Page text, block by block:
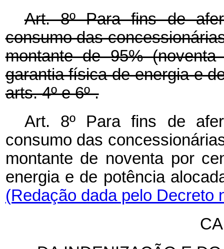
Art. 8º Para fins de
consumo das
montante de 95%
garantia física de energia e
arts. 4º e 6º .
Art. 8º Para fins de
consumo das
montante de noventa por
energia e de potência
(Redação dada pelo Decreto